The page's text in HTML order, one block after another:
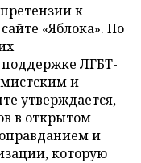
к
«Яблока». По
поддержке ЛГБТ-
и
утверждается,
в открытом
и
которую